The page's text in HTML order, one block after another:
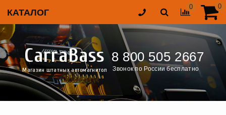
КАТАЛОГ
0 0
CarraBass
Магазин штатных автомагнитол
8 800 505 2667
Звонок по России бесплатно